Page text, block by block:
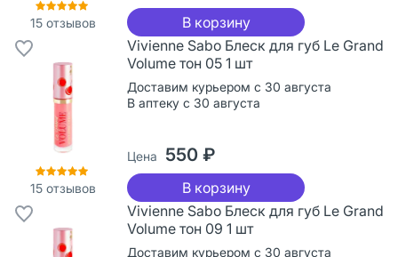
15 отзывов В корзину
15 отзывов
Vivienne Sabo Блеск для губ Le Grand
Volume тон 05 1 шт
Доставим курьером с 30 августа
В аптеку с 30 августа
Цена 550 ₽
В корзину
Vivienne Sabo Блеск для губ Le Grand
Volume тон 09 1 шт
Доставим курьером с 30 августа